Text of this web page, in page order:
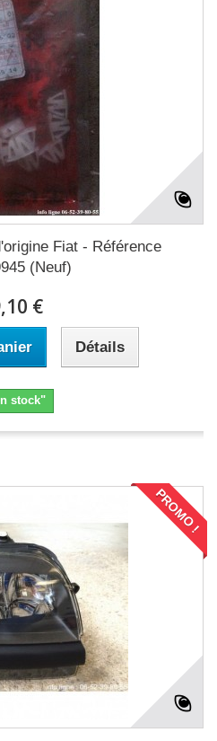
Fiat - Référence
(Neuf)
€
Détails
stock"
PROMO !